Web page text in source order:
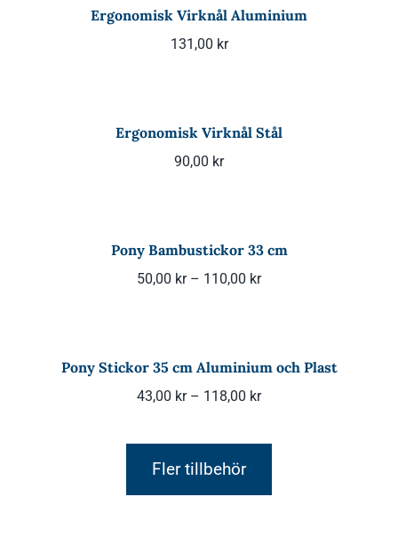
Ergonomisk Virknål Aluminium
131,00 kr
Ergonomisk Virknål Stål
90,00 kr
Pony Bambustickor 33 cm
50,00 kr – 110,00 krPrisintervall:
Pony Stickor 35 cm Aluminium och Plast
43,00 kr – 118,00 krPrisintervall:
till
Fler tillbehör